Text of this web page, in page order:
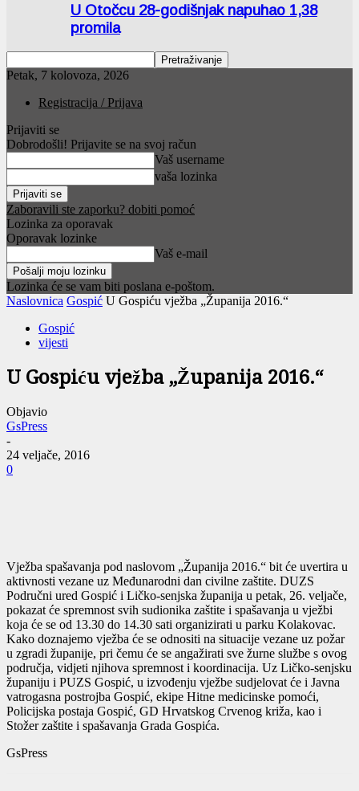
U Otočcu 28-godišnjak napuhao 1,38
promila
Petak, 7 kolovoza, 2026
Registracija / Prijava
Prijaviti se
Dobrodošli! Prijavite se na svoj račun
Vaš username
vaša lozinka
Zaboravili ste zaporku? dobiti pomoć
Lozinka za oporavak
Oporavak lozinke
Vaš e-mail
Lozinka će se vam biti poslana e-poštom.
Naslovnica Gospić U Gospiću vježba „Županija 2016.“
Gospić
vijesti
U Gospiću vježba „Županija 2016.“
Objavio
GsPress
-
24 veljače, 2016
0
Vježba spašavanja pod naslovom „Županija 2016.“ bit će uvertira u
aktivnosti vezane uz Međunarodni dan civilne zaštite. DUZS
Područni ured Gospić i Ličko-senjska županija u petak, 26. veljače,
pokazat će spremnost svih sudionika zaštite i spašavanja u vježbi
koja će se od 13.30 do 14.30 sati organizirati u parku Kolakovac.
Kako doznajemo vježba će se odnositi na situacije vezane uz požar
u zgradi županije, pri čemu će se angažirati sve žurne službe s ovog
područja, vidjeti njihova spremnost i koordinacija. Uz Ličko-senjsku
županiju i PUZS Gospić, u izvođenju vježbe sudjelovat će i Javna
vatrogasna postrojba Gospić, ekipe Hitne medicinske pomoći,
Policijska postaja Gospić, GD Hrvatskog Crvenog križa, kao i
Stožer zaštite i spašavanja Grada Gospića.
GsPress